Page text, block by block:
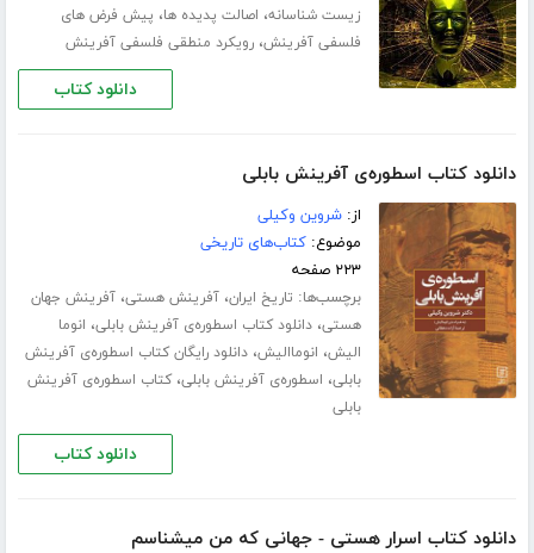
زیست شناسانه، اصالت پدیده ها، پیش فرض های
فلسفی آفرینش،رویکرد منطقی فلسفی آفرینش
دانلود کتاب
دانلود کتاب اسطوره‌ی آفرینش بابلی
از:شروین وکیلی
موضوع:کتاب‌های تاریخی
۲۲۳ صفحه
برچسب‌ها: تاریخ ایران،آفرینش هستی،آفرینش جهان
هستی،دانلود کتاب اسطوره‌ی آفرینش بابلی، انوما
الیش، انوماالیش،دانلود رایگان کتاب اسطوره‌ی آفرینش
بابلی، اسطوره‌ی آفرینش بابلی،کتاب اسطوره‌ی آفرینش
بابلی
دانلود کتاب
دانلود کتاب اسرار هستی - جهانی که من میشناسم